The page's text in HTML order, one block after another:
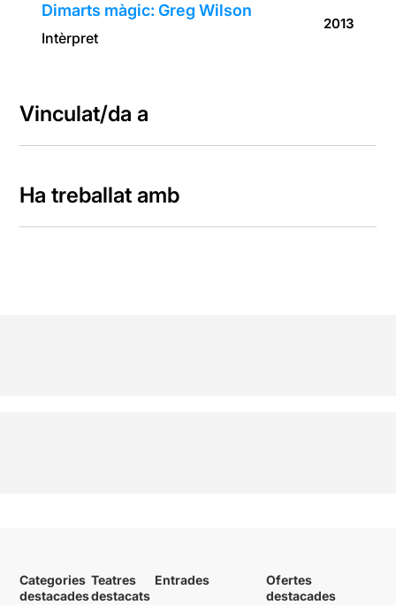
Dimarts màgic: Greg Wilson
Intèrpret
2013
Vinculat/da a
Ha treballat amb
Categories
destacades
Teatres
destacats
Entrades
Ofertes
destacades